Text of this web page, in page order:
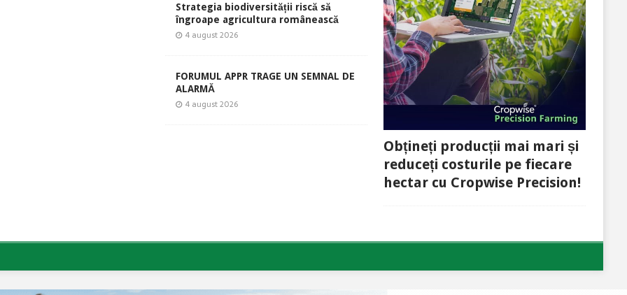
Strategia biodiversității riscă să
îngroape agricultura românească
4 august 2026
FORUMUL APPR TRAGE UN SEMNAL DE
ALARMĂ
4 august 2026
Obțineți producții mai mari și
reduceți costurile pe fiecare
hectar cu Cropwise Precision!